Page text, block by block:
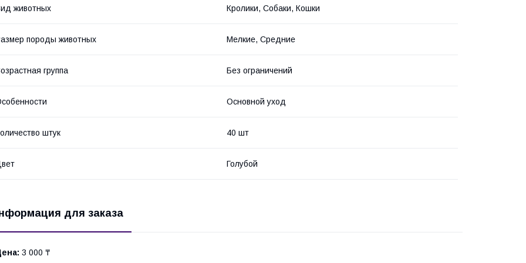
животных Кролики, Собаки, Кошки
породы животных Мелкие, Средние
группа Без ограничений
Основной уход
штук 40 шт
Голубой
для заказа
3 000 ₸